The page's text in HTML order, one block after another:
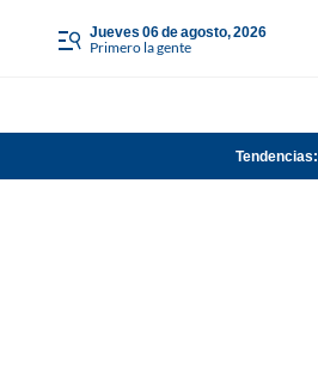
jueves 06 de agosto, 2026
Primero la gente
Tendencias: